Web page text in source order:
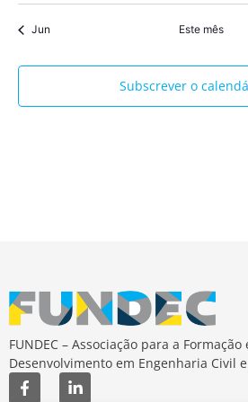
Jun Este mês
Subscrever o
FUNDEC – Associação para a Formação
Desenvolvimento em Engenharia Civil